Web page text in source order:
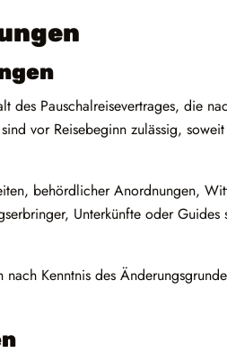
des Pauschalreisevertrages, die
vor Reisebeginn zulässig,
behördlicher Anordnungen,
Unterkünfte oder
Kenntnis des